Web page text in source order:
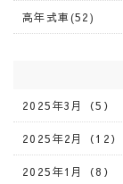
高年式車(52)
2025年3月（5）
2025年2月（12）
2025年1月（8）